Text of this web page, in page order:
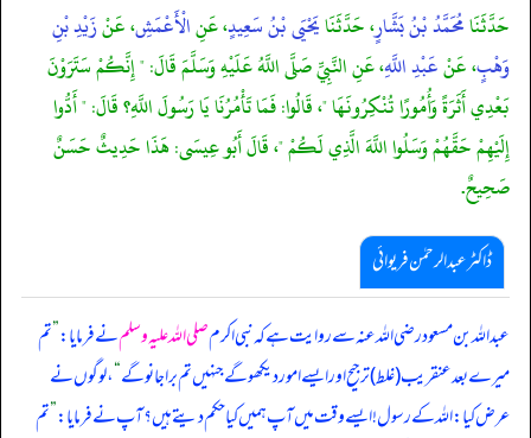
حَدَّثَنَامُحَمَّدُ بْنُ بَشَّارٍ، حَدَّثَنَايَحْيَى بْنُ سَعِيدٍ، عَنِالْأَعْمَشِ، عَنْزَيْدِ بْنِ
وَهْبٍ، عَنْعَبْدِ اللَّهِ، عَنِ النَّبِيِّ صَلَّى اللَّهُ عَلَيْهِ وَسَلَّمَ قَالَ: " إِنَّكُمْ سَتَرَوْنَ
بَعْدِي أَثَرَةً وَأُمُورًا تُنْكِرُونَهَا "، قَالُوا: فَمَا تَأْمُرُنَا يَا رَسُولَ اللَّهِ؟ قَالَ: " أَدُّوا
إِلَيْهِمْ حَقَّهُمْ وَسَلُوا اللَّهَ الَّذِي لَكُمْ "، قَالَ أَبُو عِيسَى: هَذَا حَدِيثٌ حَسَنٌ
صَحِيحٌ.
ڈاکٹر عبدالرحمٰن فریوائی
عبداللہ بن مسعود رضی الله عنہ سے روایت ہے کہنبی اکرمصلی اللہ علیہ وسلمنے فرمایا:”تم
میرے بعد عنقریب (غلط) ترجیح اور ایسے امور دیکھو گے جنہیں تم برا جانو گے“، لوگوں نے
عرض کیا: اللہ کے رسول! ایسے وقت میں آپ ہمیں کیا حکم دیتے ہیں؟ آپ نے فرمایا:”تم